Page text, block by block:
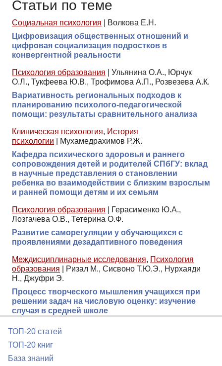
Статьи по теме
Социальная психология
Волкова Е.Н.
Цифровизация общественных отношений и
цифровая социализация подростков в
конвергентной реальности
Психология образования
Ульянина О.А., Юрчук
О.Л., Тукфеева Ю.В., Трофимова А.П., Розвезева А.К.
Вариативность региональных подходов к
планированию психолого-педагогической
помощи: результаты сравнительного анализа
Клиническая психология, История
психологии
Мухамедрахимов Р.Ж.
Кафедра психического здоровья и раннего
сопровождения детей и родителей СПбГУ: вклад
в научные представления о становлении
ребенка во взаимодействии с близким взрослым
и ранней помощи детям и их семьям
Психология образования
Герасименко Ю.А.,
Лозгачева О.В., Тетерина О.Ф.
Развитие саморегуляции у обучающихся с
проявлениями дезадаптивного поведения
Междисциплинарные исследования, Психология
образования
Ризал М., Сисвоно Т.Ю.Э., Нурхаяди
Н., Джуфри Э.
Процесс творческого мышления учащихся при
решении задач на числовую оценку: изучение
случая в средней школе
ТОП-20 статей
ТОП-20 книг
База знаний